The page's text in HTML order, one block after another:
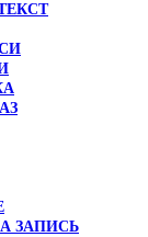
ЗАПИСЬ